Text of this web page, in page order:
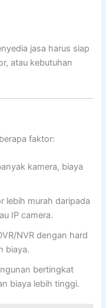
jasa harus siap
atau kebutuhan
faktor:
kamera, biaya
lebih murah daripada
IP camera.
NVR dengan hard
biaya.
bertingkat
biaya lebih tinggi.